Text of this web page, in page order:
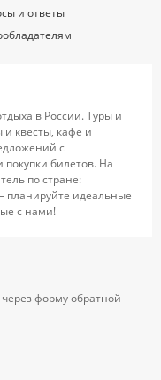
и ответы
в России. Туры и
и квесты, кафе и
с
билетов. На
по стране:
планируйте идеальные
с нами!
форму обратной